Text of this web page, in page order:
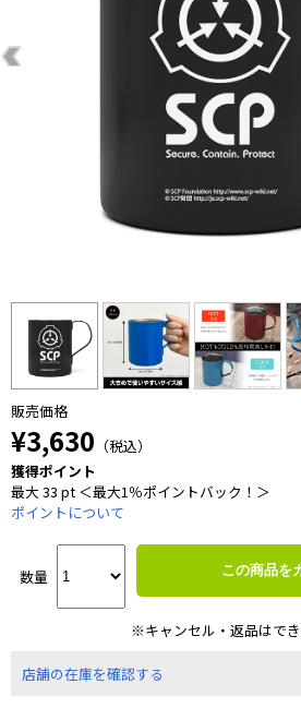
販売価格
¥3,630 （税込）
獲得ポイント
最大 33 pt ＜最大1％ポイントバック！＞
ポイントについて
数量 この商品を
※キャンセル・返品はでき
店舗の在庫を確認する